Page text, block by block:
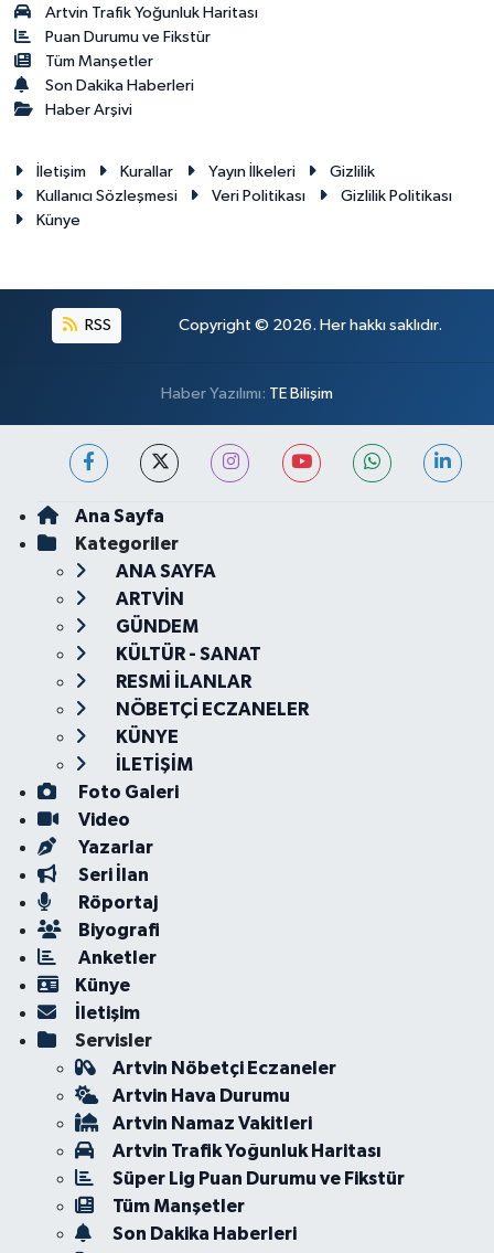
Artvin Trafik Yoğunluk Haritası
Puan Durumu ve Fikstür
Tüm Manşetler
Son Dakika Haberleri
Haber Arşivi
İletişim Kurallar Yayın İlkeleri
Gizlilik
Kullanıcı Sözleşmesi
Veri Politikası
Gizlilik Politikası
Künye
RSS Copyright © 2026. Her hakkı saklıdır.
Haber Yazılımı: TE Bilişim
Ana Sayfa
Kategoriler
ANA SAYFA
ARTVİN
GÜNDEM
KÜLTÜR - SANAT
RESMİ İLANLAR
NÖBETÇİ ECZANELER
KÜNYE
İLETİŞİM
Foto Galeri
Video
Yazarlar
Seri İlan
Röportaj
Biyografi
Anketler
Künye
İletişim
Servisler
Artvin Nöbetçi Eczaneler
Artvin Hava Durumu
Artvin Namaz Vakitleri
Artvin Trafik Yoğunluk Haritası
Süper Lig Puan Durumu ve Fikstür
Tüm Manşetler
Son Dakika Haberleri